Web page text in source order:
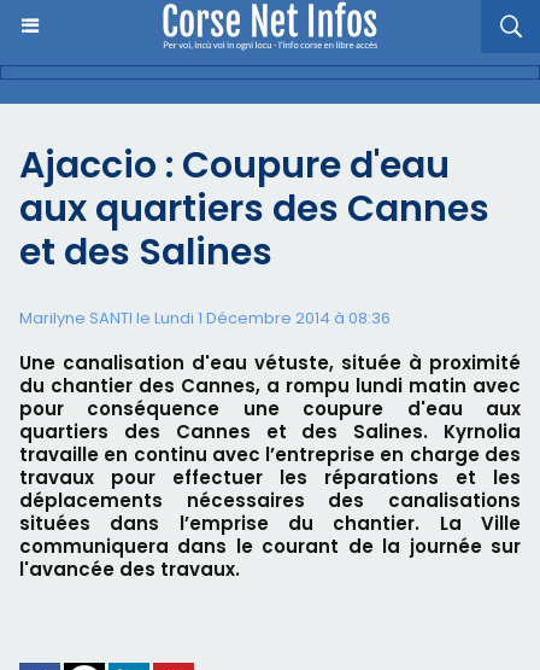
Ajaccio : Coupure d'eau
aux quartiers des Cannes
et des Salines
Marilyne SANTI le Lundi 1 Décembre 2014 à 08:36
Une canalisation d'eau vétuste, située à proximité
du chantier des Cannes, a rompu lundi matin avec
pour conséquence une coupure d'eau aux
quartiers des Cannes et des Salines. Kyrnolia
travaille en continu avec l’entreprise en charge des
travaux pour effectuer les réparations et les
déplacements nécessaires des canalisations
situées dans l’emprise du chantier. La Ville
communiquera dans le courant de la journée sur
l'avancée des travaux.